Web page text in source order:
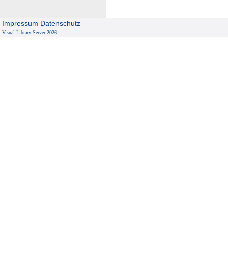
Impressum Datenschutz
Visual Library Server 2026